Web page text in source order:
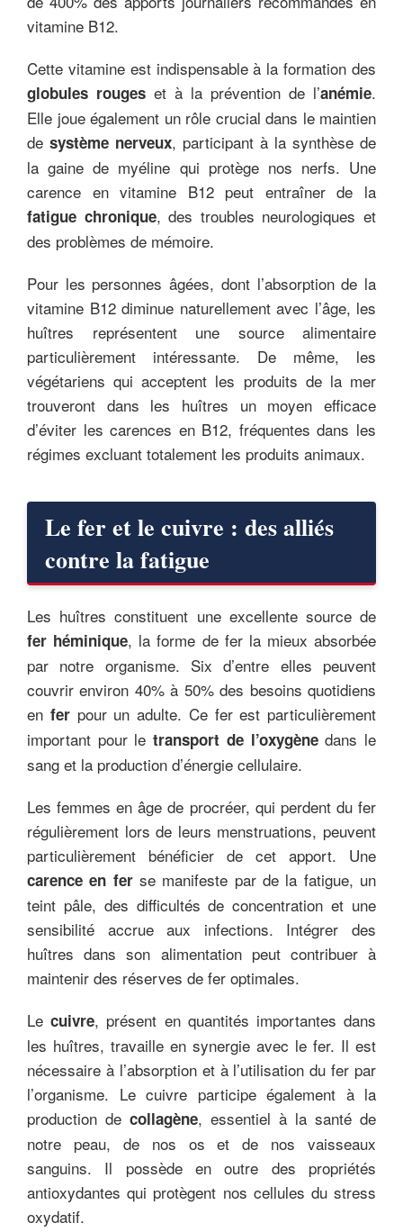
vitamine B12.
Cette vitamine est indispensable à la formation des
globules rouges et à la prévention de l’anémie.
Elle joue également un rôle crucial dans le maintien
de système nerveux, participant à la synthèse de
la gaine de myéline qui protège nos nerfs. Une
carence en vitamine B12 peut entraîner de la
fatigue chronique, des troubles neurologiques et
des problèmes de mémoire.
Pour les personnes âgées, dont l’absorption de la
vitamine B12 diminue naturellement avec l’âge, les
huîtres représentent une source alimentaire
particulièrement intéressante. De même, les
végétariens qui acceptent les produits de la mer
trouveront dans les huîtres un moyen efficace
d’éviter les carences en B12, fréquentes dans les
régimes excluant totalement les produits animaux.
Le fer et le cuivre : des alliés
contre la fatigue
Les huîtres constituent une excellente source de
fer héminique, la forme de fer la mieux absorbée
par notre organisme. Six d’entre elles peuvent
couvrir environ 40% à 50% des besoins quotidiens
en ferpour un adulte. Ce fer est particulièrement
important pour letransport de l’oxygènedans le
sang et la production d’énergie cellulaire.
Les femmes en âge de procréer, qui perdent du fer
régulièrement lors de leurs menstruations, peuvent
particulièrement bénéficier de cet apport. Une
carence en ferse manifeste par de la fatigue, un
teint pâle, des difficultés de concentration et une
sensibilité accrue aux infections. Intégrer des
huîtres dans son alimentation peut contribuer à
maintenir des réserves de fer optimales.
Lecuivre, présent en quantités importantes dans
les huîtres, travaille en synergie avec le fer. Il est
nécessaire à l’absorption et à l’utilisation du fer par
l’organisme. Le cuivre participe également à la
production de collagène, essentiel à la santé de
notre peau, de nos os et de nos vaisseaux
sanguins. Il possède en outre des propriétés
antioxydantes qui protègent nos cellules du stress
oxydatif.